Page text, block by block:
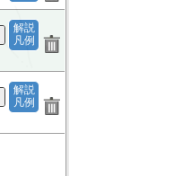
解説
凡例
解説
凡例